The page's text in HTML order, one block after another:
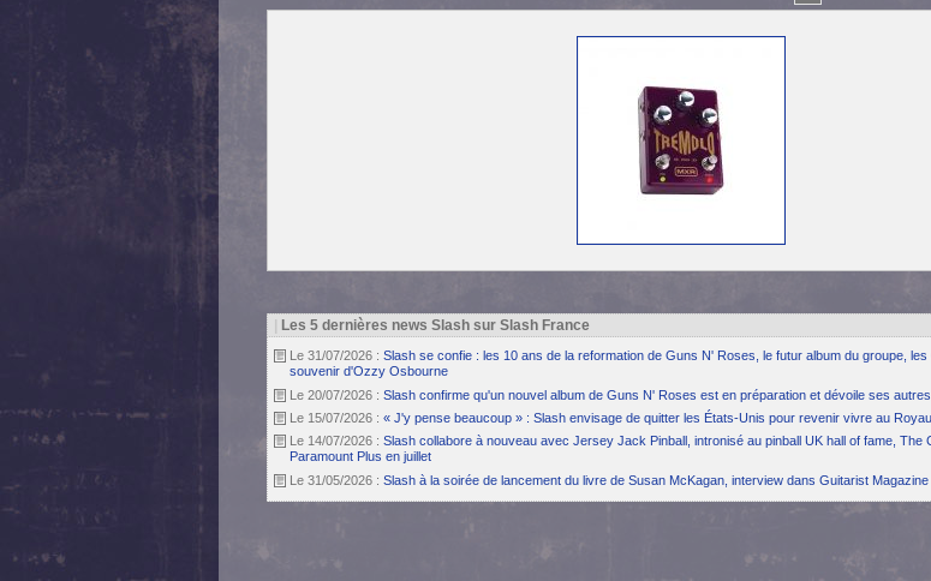
Les 5 dernières news Slash sur Slash France
Le 31/07/2026 : Slash se confie : les 10 ans de la reformation de Guns N' Roses, le futur album du groupe,
souvenir d'Ozzy Osbourne
Le 20/07/2026 : Slash confirme qu'un nouvel album de Guns N' Roses est en préparation et dévoile ses
Le 15/07/2026 : « J'y pense beaucoup » : Slash envisage de quitter les États-Unis pour revenir vivre au
Le 14/07/2026 : Slash collabore à nouveau avec Jersey Jack Pinball, intronisé au pinball UK hall of fame, The
Paramount Plus en juillet
Le 31/05/2026 : Slash à la soirée de lancement du livre de Susan McKagan, interview dans Guitarist Magazine